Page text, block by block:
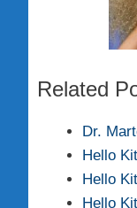
Related
Dr.
Hello
Hello
Hello